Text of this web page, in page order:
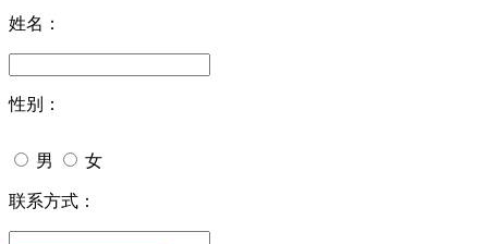
姓名：
性别：
男 女
联系方式：